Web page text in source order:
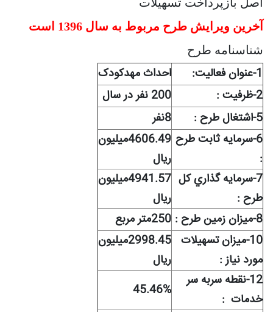
آخرین ویرایش طرح مربوط به سال 1396 است
شناسنامه طرح
1-عنوان فعاليت:
احداث مهدکودک
2-ظرفيت :
200 نفر در سال
5-اشتغال طرح :
8نفر
6-سرمايه ثابت طرح
:
4606.49میلیون
ریال
7-سرمايه گذاري کل
طرح :
4941.57میلیون
ریال
8-ميزان زمين طرح :
250متر مربع
10-ميزان تسهيلات
مورد نياز :
2998.45میلیون
ریال
12-نقطه سربه سر
خدمات :
45.46%